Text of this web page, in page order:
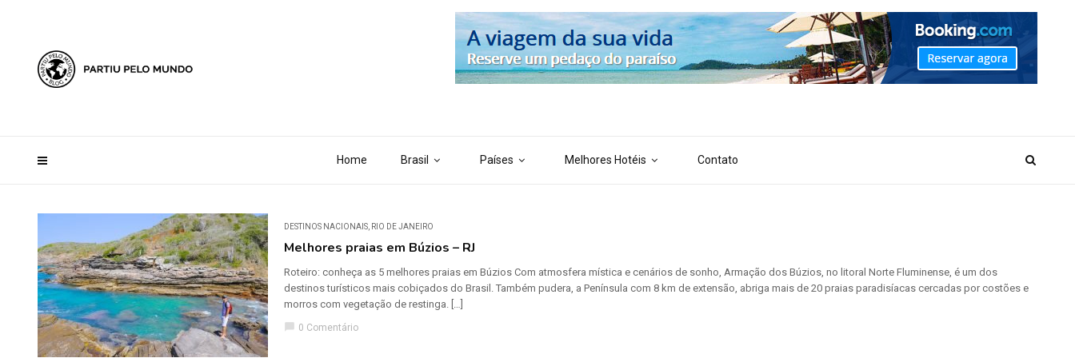
Home Brasil Países Melhores Hotéis Contato
DESTINOS NACIONAIS RIO DE JANEIRO
Melhores praias em Búzios – RJ
Roteiro: conheça as 5 melhores praias em Búzios Com atmosfera mística e cenários de sonho, Armação dos Búzios, no litoral Norte Fluminense, é um dos
destinos turísticos mais cobiçados do Brasil. Também pudera, a Península com 8 km de extensão, abriga mais de 20 praias paradisíacas cercadas por costões e
morros com vegetação de restinga. […]
chat_bubble 0 Comentário